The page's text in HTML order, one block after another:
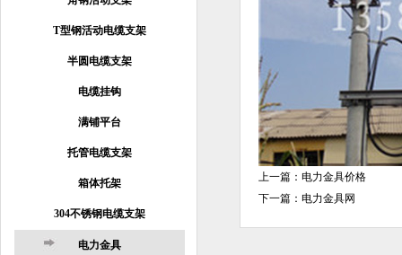
T型钢活动电缆支架
半圆电缆支架
电缆挂钩
满铺平台
托管电缆支架
箱体托架
304不锈钢电缆支架
电力金具
上一篇： 电力金具价格
下一篇： 电力金具网